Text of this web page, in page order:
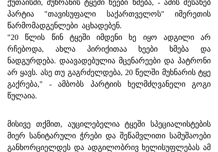
ქუთაისში, მუხრანის ტყეში ხეები ხმება, - ამის შესახებ
პარტია "თავისუფალი საქართველოს" იმერეთის
წარმომადგენლები აცხადებენ.
"20 წლის წინ ტყეში იმდენი ხე იყო ადგილი არ
რჩებოდა, ახლა პირიქითაა ხეები ხმება და
ნადგურდება. დაავადებულია მცენარეები და პატრონი
არ ყავს. ასე თუ გაგრძელდება, 20 წელში მუხნარის ტყე
გაქრება," - ამბობს პარტიის ხელმძღვანელი გოგი
წულაია.
მისივე თქმით, აუცილებელია ტყეში სპეციალისტების
მიერ სანიტარული ჭრები და შეწამვლითი სამუშაოები
განხორციელდეს და ადგილობრივ ხელისუფლებას ამ